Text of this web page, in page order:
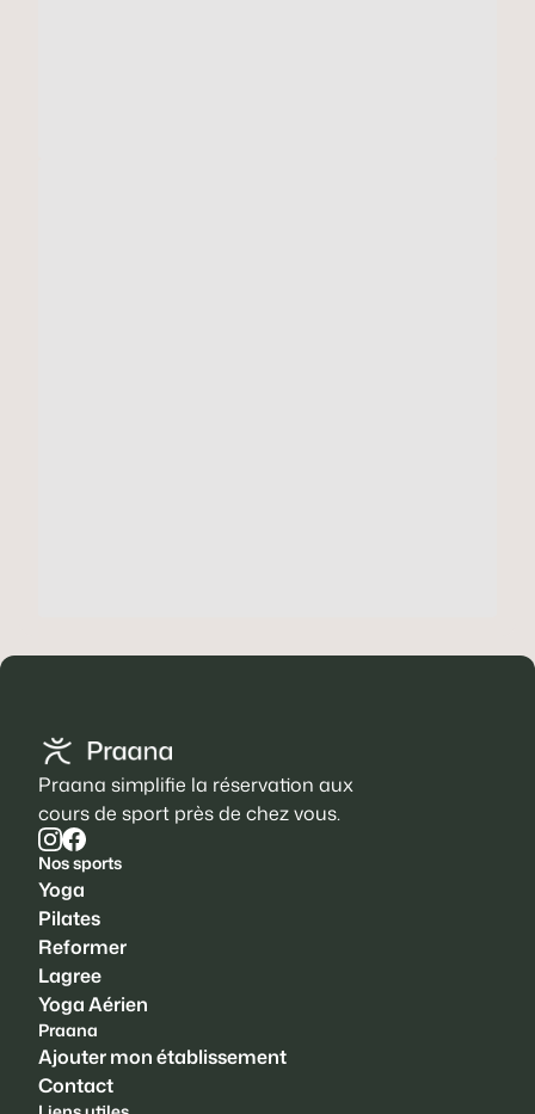
Praana simplifie la réservation aux
cours de sport près de chez vous.
Nos sports
Yoga
Pilates
Reformer
Lagree
Yoga Aérien
Praana
Ajouter mon établissement
Contact